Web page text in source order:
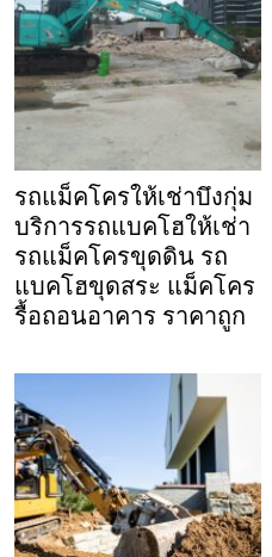
รถแม็คโครให้เช่าบึงกุ่ม
บริการรถแบคโฮให้เช่า
รถแม็คโครขุดดิน รถ
แบคโฮขุดสระ แม็คโคร
รื้อถอนอาคาร ราคาถูก